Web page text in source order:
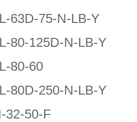
63D-75-N-LB-Y
80-125D-N-LB-Y
80-60
80D-250-N-LB-Y
32-50-F